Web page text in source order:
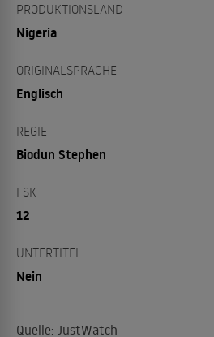
PRODUKTIONSLAND
Nigeria
ORIGINALSPRACHE
Englisch
REGIE
Biodun Stephen
FSK
12
UNTERTITEL
Nein
Quelle: JustWatch